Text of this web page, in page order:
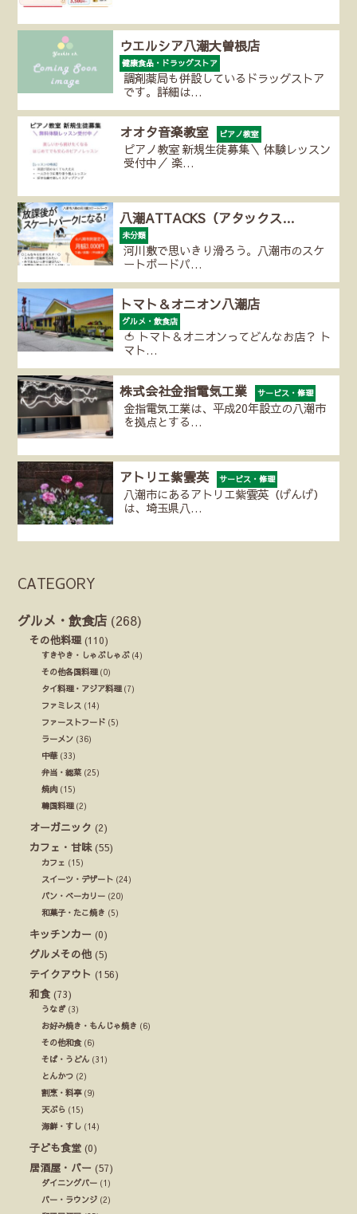
ウエルシア八潮大曽根店
健康食品・ドラッグストア
調剤薬局も併設しているドラッグストア
です。詳細は…
オオタ音楽教室 ピアノ教室
ピアノ教室 新規生徒募集＼ 体験レッスン
受付中／ 楽…
八潮ATTACKS（アタックス…
未分類
河川敷で思いきり滑ろう。八潮市のスケ
ートボードパ…
トマト＆オニオン八潮店
グルメ・飲食店
🍅 トマト＆オニオンってどんなお店？ ト
マト…
株式会社金指電気工業 サービス・修理
金指電気工業は、平成20年設立の八潮市
を拠点とする…
アトリエ紫雲英 サービス・修理
八潮市にあるアトリエ紫雲英（げんげ）
は、埼玉県八…
CATEGORY
グルメ・飲食店 (268)
その他料理 (110)
すきやき・しゃぶしゃぶ(4)
その他各国料理(0)
タイ料理・アジア料理(7)
ファミレス (14)
ファーストフード (5)
ラーメン (36)
中華(33)
弁当・総菜 (25)
焼肉 (15)
韓国料理(2)
オーガニック (2)
カフェ・甘味(55)
カフェ (15)
スイーツ・デザート (24)
パン・ベーカリー (20)
和菓子・たこ焼き (5)
キッチンカー (0)
グルメその他 (5)
テイクアウト (156)
和食 (73)
うなぎ(3)
お好み焼き・もんじゃ焼き (6)
その他和食(6)
そば・うどん (31)
とんかつ (2)
割烹・料亭(9)
天ぷら (15)
海鮮・すし (14)
子ども食堂 (0)
居酒屋・バー (57)
ダイニングバー (1)
バー・ラウンジ (2)